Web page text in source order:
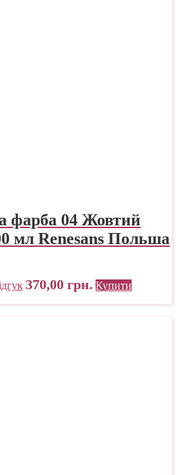
фарба 04 Жовтий
мл Renesans Польша
370,00 грн. Купити